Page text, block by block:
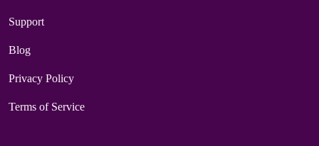
Support
Blog
Privacy Policy
Terms of Service